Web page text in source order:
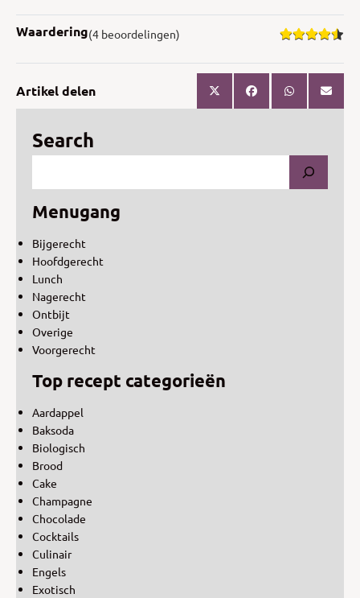
Waardering(4 beoordelingen)
Artikel delen
Search
Menugang
Bijgerecht
Hoofdgerecht
Lunch
Nagerecht
Ontbijt
Overige
Voorgerecht
Top recept categorieën
Aardappel
Baksoda
Biologisch
Brood
Cake
Champagne
Chocolade
Cocktails
Culinair
Engels
Exotisch